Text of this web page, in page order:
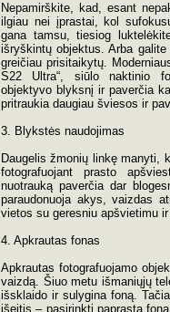
Nepamirškite, kad, esant
ilgiau nei įprastai, kol
gana tamsu, tiesiog
išryškintų objektus. Arba
greičiau prisitaikytų.
S22 Ultra“, siūlo naktinio
objektyvo blyksnį ir paverčia
pritraukia daugiau šviesos ir
3. Blykstės naudojimas
Daugelis žmonių linkę manyti,
fotografuojant prasto
nuotrauką paverčia dar
paraudonuoja akys, vaizdas
vietos su geresniu apšvietimu
4. Apkrautas fonas
Apkrautas fotografuojamo
vaizdą. Šiuo metu išmaniųjų
išsklaido ir sulygina foną.
išeitis – pasirinkti paprastą